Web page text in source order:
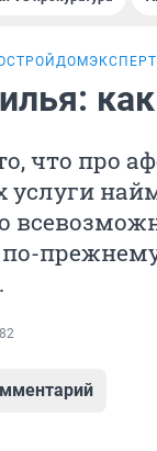
ДОМЭКСПЕРТ
что про